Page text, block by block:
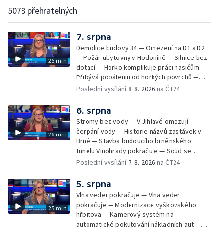
5078 přehratelných
26 min
7. srpna
Demolice budovy 34 — Omezení na D1 a D2
— Požár ubytovny v Hodoníně — Silnice bez
dotací — Horko komplikuje práci hasičům —
Přibývá popálenin od horkých povrchů —
Začíná prodej burčáku — Vedra komplikují
Poslední vysílání8. 8. 2026 na ČT24
26 min
6. srpna
Stromy bez vody — V Jihlavě omezují
čerpání vody — Historie názvů zastávek v
Brně — Stavba budoucího brněnského
tunelu Vinohrady pokračuje — Soud se
žhářem zlínského baru — Odložení bourání
Czech Rally Zlín — Začal 7. ročník festivalu
Pop Messe — Přestavba mostu v Hodoníně
— Fenomén památníčků
Poslední vysílání 7. 8. 2026 na ČT24
25 min
5. srpna
Vlna veder pokračuje — Vlna veder
pokračuje — Modernizace vyškovského
hřbitova — Kamerový systém na
automatické pokutování nákladních aut —